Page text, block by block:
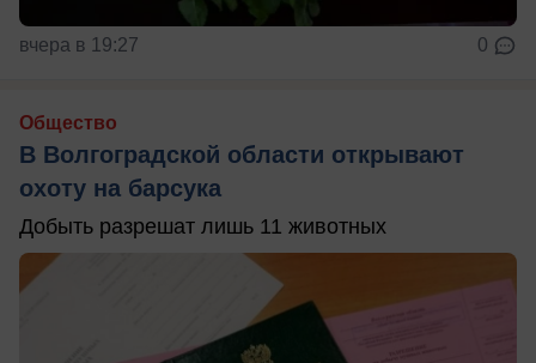
вчера в 19:27 0
Общество
В Волгоградской области открывают
охоту на барсука
Добыть разрешат лишь 11 животных